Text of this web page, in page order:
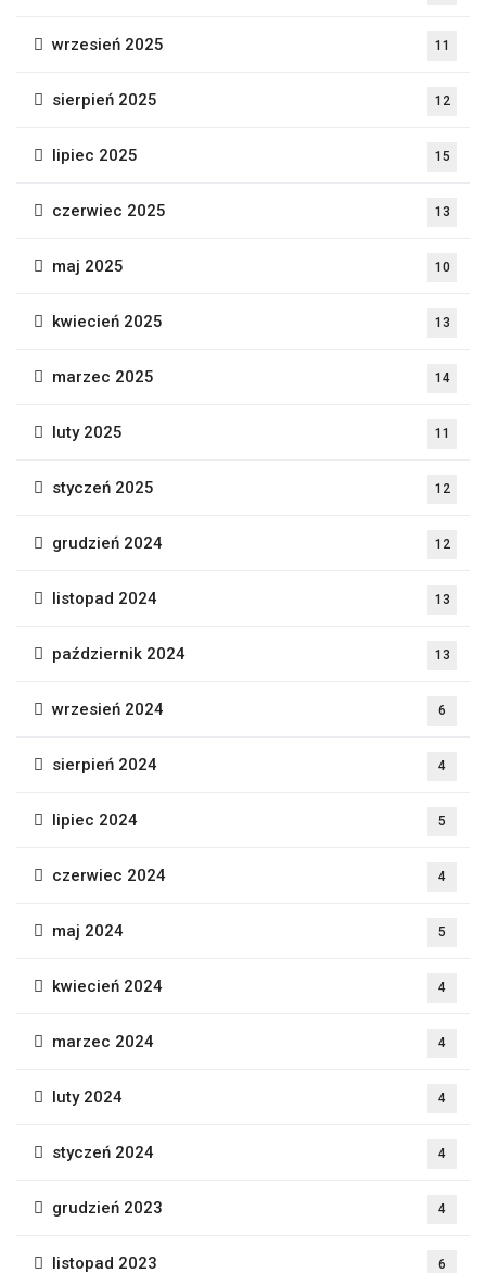
wrzesień 2025 11
sierpień 2025 12
lipiec 2025 15
czerwiec 2025 13
maj 2025 10
kwiecień 2025 13
marzec 2025 14
luty 2025 11
styczeń 2025 12
grudzień 2024 12
listopad 2024 13
październik 2024 13
wrzesień 2024 6
sierpień 2024 4
lipiec 2024 5
czerwiec 2024 4
maj 2024 5
kwiecień 2024 4
marzec 2024 4
luty 2024 4
styczeń 2024 4
grudzień 2023 4
listopad 2023 6